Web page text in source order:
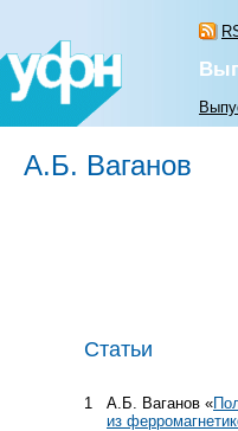
А.Б. Ваганов
Статьи
1 А.Б. Ваганов «
из